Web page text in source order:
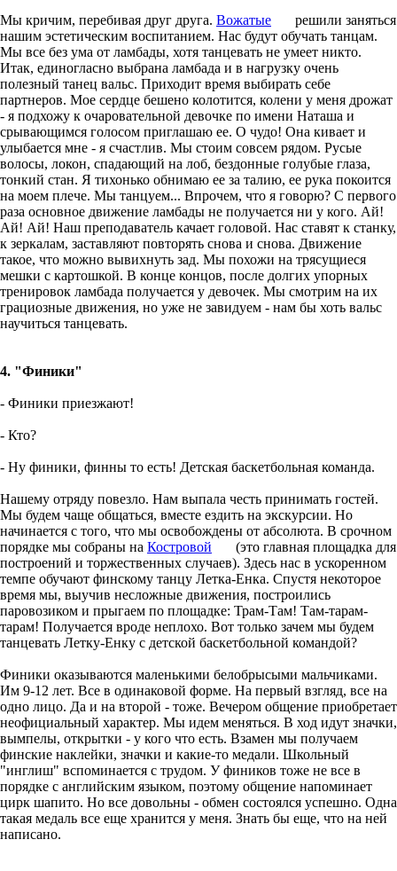
Мы кричим, перебивая друг друга. Вожатые
решили заняться
нашим эстетическим воспитанием. Нас будут обучать танцам.
Мы все без ума от ламбады, хотя танцевать не умеет никто.
Итак, единогласно выбрана ламбада и в нагрузку очень
полезный танец вальс. Приходит время выбирать себе
партнеров. Мое сердце бешено колотится, колени у меня дрожат
- я подхожу к очаровательной девочке по имени Наташа и
срывающимся голосом приглашаю ее. О чудо! Она кивает и
улыбается мне - я счастлив. Мы стоим совсем рядом. Русые
волосы, локон, спадающий на лоб, бездонные голубые глаза,
тонкий стан. Я тихонько обнимаю ее за талию, ее рука покоится
на моем плече. Мы танцуем... Впрочем, что я говорю? С первого
раза основное движение ламбады не получается ни у кого. Ай!
Ай! Ай! Наш преподаватель качает головой. Нас ставят к станку,
к зеркалам, заставляют повторять снова и снова. Движение
такое, что можно вывихнуть зад. Мы похожи на трясущиеся
мешки с картошкой. В конце концов, после долгих упорных
тренировок ламбада получается у девочек. Мы смотрим на их
грациозные движения, но уже не завидуем - нам бы хоть вальс
научиться танцевать.
4. "Финики"
- Финики приезжают!
- Кто?
- Ну финики, финны то есть! Детская баскетбольная команда.
Нашему отряду повезло. Нам выпала честь принимать гостей.
Мы будем чаще общаться, вместе ездить на экскурсии. Но
начинается с того, что мы освобождены от абсолюта. В срочном
порядке мы собраны на Костровой
(это главная площадка для
построений и торжественных случаев). Здесь нас в ускоренном
темпе обучают финскому танцу Летка-Енка. Спустя некоторое
время мы, выучив несложные движения, построились
паровозиком и прыгаем по площадке: Трам-Там! Там-тарам-
тарам! Получается вроде неплохо. Вот только зачем мы будем
танцевать Летку-Енку с детской баскетбольной командой?
Финики оказываются маленькими белобрысыми мальчиками.
Им 9-12 лет. Все в одинаковой форме. На первый взгляд, все на
одно лицо. Да и на второй - тоже. Вечером общение приобретает
неофициальный характер. Мы идем меняться. В ход идут значки,
вымпелы, открытки - у кого что есть. Взамен мы получаем
финские наклейки, значки и какие-то медали. Школьный
"инглиш" вспоминается с трудом. У фиников тоже не все в
порядке с английским языком, поэтому общение напоминает
цирк шапито. Но все довольны - обмен состоялся успешно. Одна
такая медаль все еще хранится у меня. Знать бы еще, что на ней
написано.